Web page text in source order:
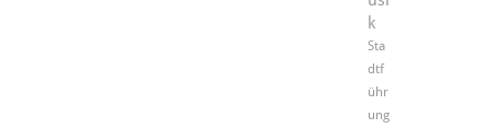
k
Sta
dtf
ühr
ung